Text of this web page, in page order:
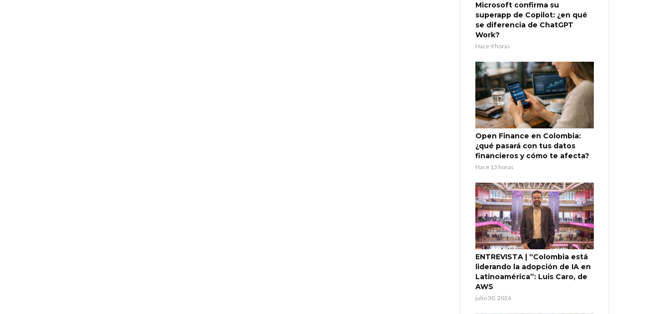
Microsoft confirma su
superapp de Copilot: ¿en qué
se diferencia de ChatGPT
Work?
Hace 9 horas
Open Finance en Colombia:
¿qué pasará con tus datos
financieros y cómo te afecta?
Hace 13 horas
ENTREVISTA | “Colombia está
liderando la adopción de IA en
Latinoamérica”: Luis Caro, de
AWS
julio 30, 2026